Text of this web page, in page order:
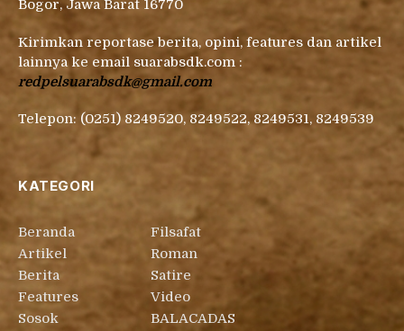
Bogor, Jawa Barat 16770
Kirimkan reportase berita, opini, features dan artikel
lainnya ke email suarabsdk.com :
redpelsuarabsdk@gmail.com
Telepon: (0251) 8249520, 8249522, 8249531, 8249539
KATEGORI
Beranda
Artikel
Berita
Features
Sosok
Filsafat
Roman
Satire
Video
BALACADAS